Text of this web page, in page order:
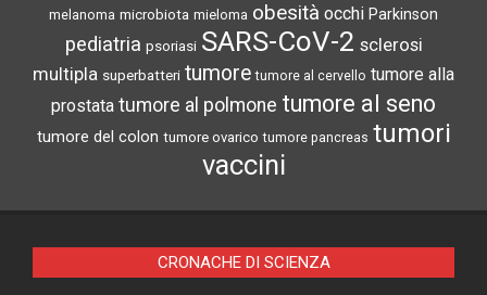
melanoma microbiota mieloma obesità occhi Parkinson
pediatria psoriasi SARS-CoV-2 sclerosi
multipla superbatteri tumore tumore al cervello tumore alla
prostata tumore al polmone tumore al seno
tumore del colon tumore ovarico tumore pancreas tumori
vaccini
CRONACHE DI SCIENZA